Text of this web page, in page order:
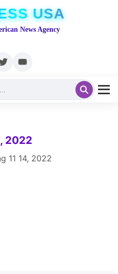
USA
News Agency
2022
11 14, 2022